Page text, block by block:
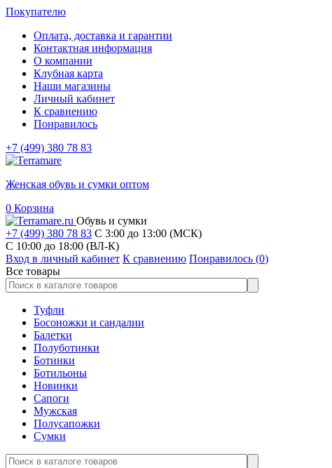
Покупателю
Оплата, доставка и гарантии
Контактная информация
О компании
Клубная карта
Наши магазины
Личный кабинет
К сравнению
Понравилось
+7 (499) 380 78 83
Женская обувь и сумки оптом
0 Корзина
Обувь и сумки
+7 (499) 380 78 83 С 3:00 до 13:00 (МСК)
C 10:00 до 18:00 (ВЛ-К)
Вход в личный кабинет К сравнению Понравилось (0)
Все товары
Туфли
Босоножки и сандалии
Балетки
Полуботинки
Ботинки
Ботильоны
Новинки
Сапоги
Мужская
Полусапожки
Сумки